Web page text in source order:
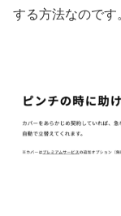
する方法なのです